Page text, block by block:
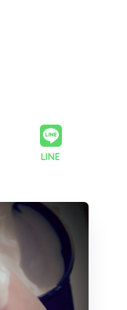
LINE